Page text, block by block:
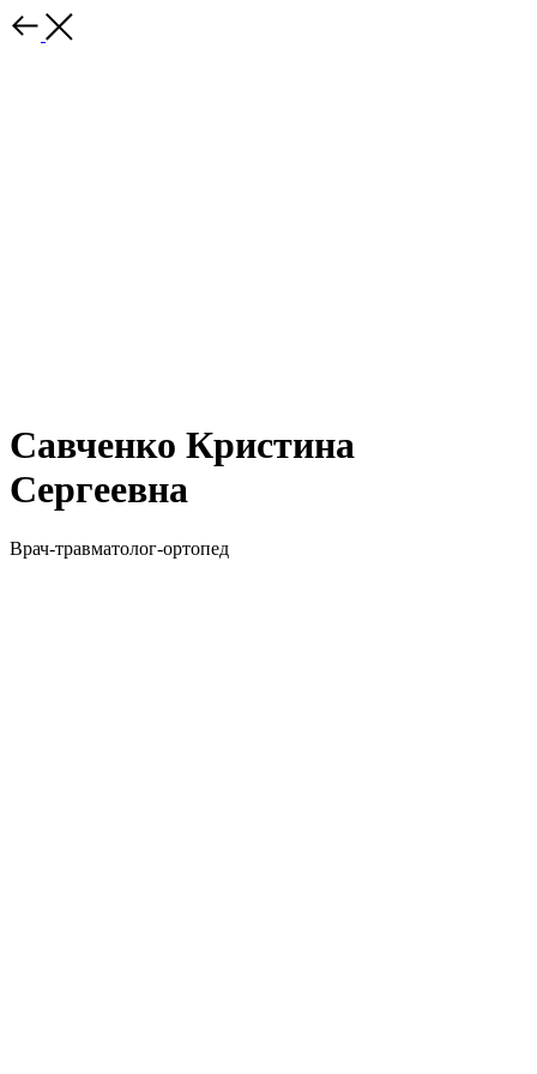
Савченко Кристина
Сергеевна
Врач-травматолог-ортопед